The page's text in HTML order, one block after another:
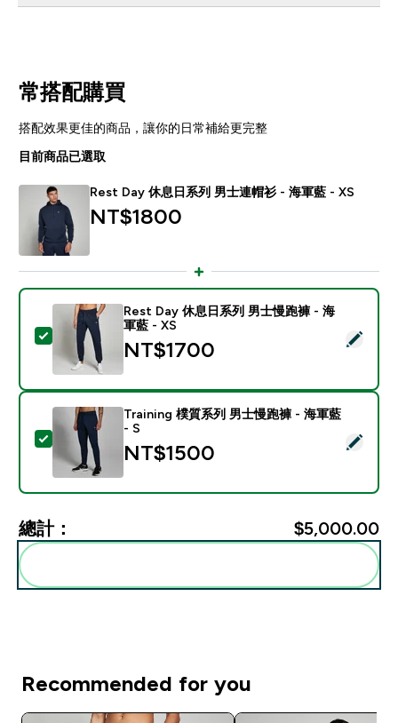
常搭配購買
搭配效果更佳的商品，讓你的日常補給更完整
目前商品已選取
Rest Day 休息日系列 男士連帽衫 - 海軍藍 - XS
NT$1800‎
選取此商品 - Rest Day 休息日系列 男士慢跑褲 - 海軍
Rest Day 休息日系列 男士慢跑褲 - 海
軍藍 - XS
NT$1700‎
選取此商品 - Training 樸質系列 男士慢跑褲 - 海軍藍 - S
Training 樸質系列 男士慢跑褲 - 海軍藍
- S
NT$1500‎
總計： $5,000.00‎
Recommended for you